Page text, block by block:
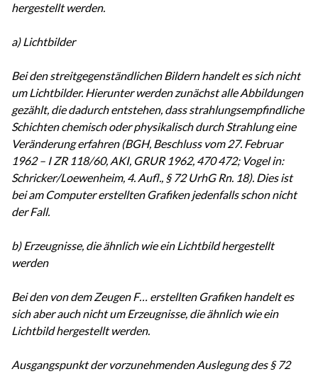
hergestellt werden.
a) Lichtbilder
Bei den streitgegenständlichen Bildern handelt es sich nicht
um Lichtbilder. Hierunter werden zunächst alle Abbildungen
gezählt, die dadurch entstehen, dass strahlungsempfindliche
Schichten chemisch oder physikalisch durch Strahlung eine
Veränderung erfahren (BGH, Beschluss vom 27. Februar
1962 – I ZR 118/60, AKI, GRUR 1962, 470 472; Vogel in:
Schricker/Loewenheim, 4. Aufl., § 72 UrhG Rn. 18). Dies ist
bei am Computer erstellten Grafiken jedenfalls schon nicht
der Fall.
b) Erzeugnisse, die ähnlich wie ein Lichtbild hergestellt
werden
Bei den von dem Zeugen F… erstellten Grafiken handelt es
sich aber auch nicht um Erzeugnisse, die ähnlich wie ein
Lichtbild hergestellt werden.
Ausgangspunkt der vorzunehmenden Auslegung des § 72